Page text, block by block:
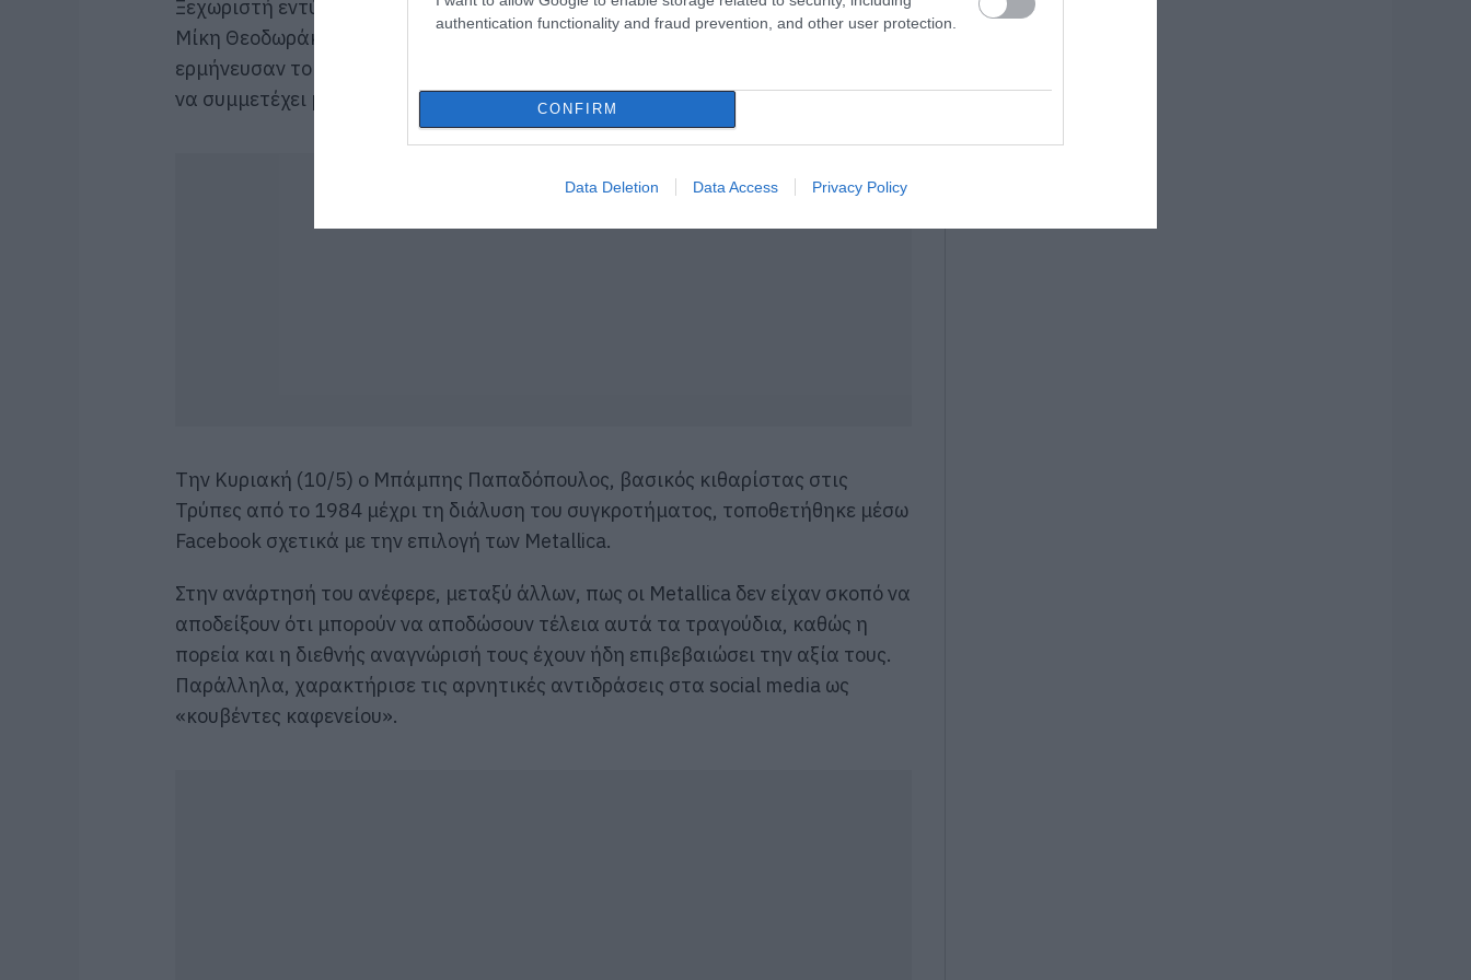
authentication functionality and fraud prevention, and other user protection.
CONFIRM
Data Deletion Data Access Privacy Policy
Ξεχωριστή εντύπωση προκάλεσε αρχικά η metal εκδοχή του «Ζορμπά» του
Μίκη Θεοδωράκη, ενώ στη συνέχεια οι Robert Trujillo και Kirk Hammett
ερμήνευσαν το τραγούδι «Δεν χωράς πουθενά» από τις «Τρύπες», με το στάδιο
να συμμετέχει μαζικά.
Την Κυριακή (10/5) ο Μπάμπης Παπαδόπουλος, βασικός κιθαρίστας στις
Τρύπες από το 1984 μέχρι τη διάλυση του συγκροτήματος, τοποθετήθηκε μέσω
Facebook σχετικά με την επιλογή των Metallica.
Στην ανάρτησή του ανέφερε, μεταξύ άλλων, πως οι Metallica δεν είχαν σκοπό να
αποδείξουν ότι μπορούν να αποδώσουν τέλεια αυτά τα τραγούδια, καθώς η
πορεία και η διεθνής αναγνώρισή τους έχουν ήδη επιβεβαιώσει την αξία τους.
Παράλληλα, χαρακτήρισε τις αρνητικές αντιδράσεις στα social media ως
«κουβέντες καφενείου».